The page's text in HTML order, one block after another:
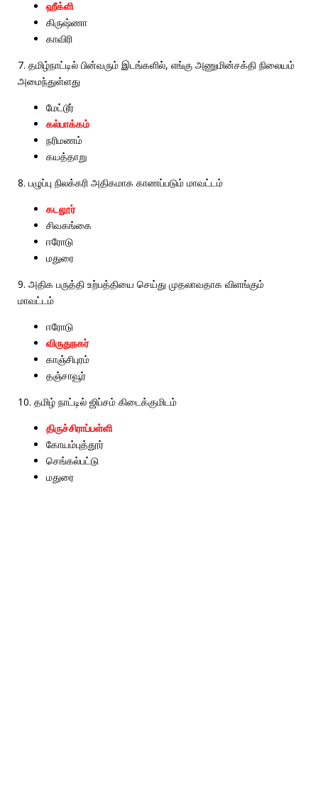
ஹீக்ளி
கிருஷ்ணா
காவிரி
7. தமிழ்நாட்டில் பின்வரும் இடங்களில், எங்கு அணுமின்சக்தி நிலையம்
அமைந்துள்ளது
மேட்டூர்
கல்பாக்கம்
நரிமணம்
கயத்தாறு
8. பழுப்பு நிலக்கரி அதிகமாக காணப்படும் மாவட்டம்
கடலூர்
சிவகங்கை
ஈரோடு
மதுரை
9. அதிக பருத்தி உற்பத்தியை செய்து முதலாவதாக விளங்கும்
மாவட்டம்
ஈரோடு
விருதுநகர்
காஞ்சிபுரம்
தஞ்சாவூர்
10. தமிழ் நாட்டில் ஜிப்சம் கிடைக்குமிடம்
திருச்சிராப்பள்ளி
கோயம்புத்தூர்
செங்கல்பட்டு
மதுரை